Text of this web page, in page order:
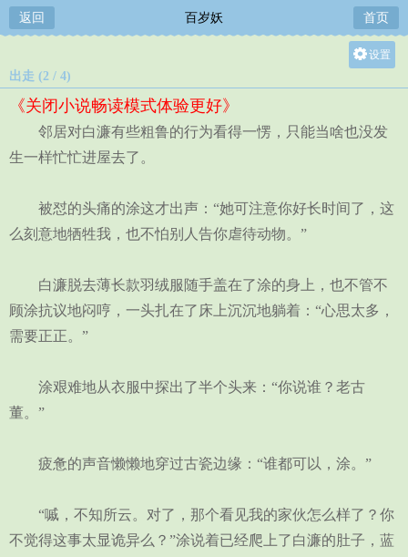
返回 百岁妖 首页
设置
中
出走 (2 / 4)
《关闭小说畅读模式体验更好》
邻居对白濂有些粗鲁的行为看得一愣，只能当啥也没发
生一样忙忙进屋去了。
被怼的头痛的涂这才出声：“她可注意你好长时间了，这
么刻意地牺牲我，也不怕别人告你虐待动物。”
白濂脱去薄长款羽绒服随手盖在了涂的身上，也不管不
顾涂抗议地闷哼，一头扎在了床上沉沉地躺着：“心思太多，
需要正正。”
涂艰难地从衣服中探出了半个头来：“你说谁？老古
董。”
疲惫的声音懒懒地穿过古瓷边缘：“谁都可以，涂。”
“嘁，不知所云。对了，那个看见我的家伙怎么样了？你
不觉得这事太显诡异么？”涂说着已经爬上了白濂的肚子，蓝